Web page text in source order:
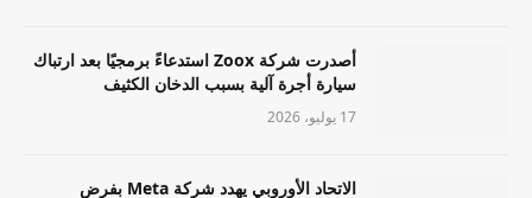
أصدرت شركة Zoox استدعاءً برمجيًا بعد ارتباك
سيارة أجرة آلية بسبب الدخان الكثيف
17 يوليو، 2026
الاتحاد الأوروبي يهدد شركة Meta بفرض